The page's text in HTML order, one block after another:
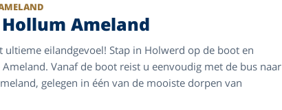
Ameland
ultieme eilandgevoel! Stap in Holwerd op de boot en
Vanaf de boot reist u eenvoudig met de bus naar
gelegen in één van de mooiste dorpen van